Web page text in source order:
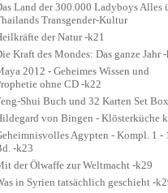
Land der 300.000 Ladyboys Alles
Transgender-Kultur
der Natur -k21
Kraft des Mondes: Das ganze Jahr
2012 - Geheimes Wissen und
ohne CD -k22
Shui Buch und 32 Karten Set
von Bingen - Klösterküche
Agypten - Kompl. 1 -
-k23
der Ölwaffe zur Weltmacht -k29
in Syrien tatsächlich geschieht -